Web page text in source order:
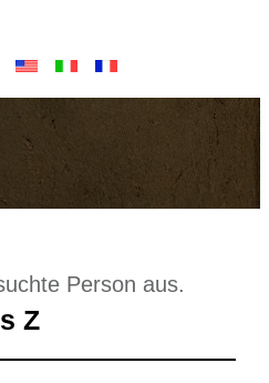
Person aus.
Z